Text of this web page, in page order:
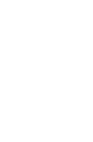
en externe
met de aanbieders